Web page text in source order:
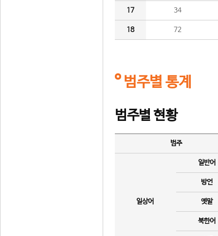
17 34
18 72
범주별 통계
범주별 현황
범주
일상어
일반어
방언
옛말
북한어